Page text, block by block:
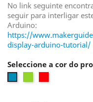
No link seguinte
seguir para interligar
Arduino:
https://
display-arduino-tutorial/
Seleccione a cor do